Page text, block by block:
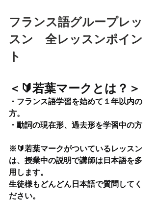
フランス語グループレッ
スン　全レッスンポイン
ト
＜🔰若葉マークとは？＞
・フランス語学習を始めて１年以内の
方。
・動詞の現在形、過去形を学習中の方
※🔰若葉マークがついているレッスン
は、授業中の説明で講師は日本語を多
用します。
生徒様もどんどん日本語で質問してく
ださい。